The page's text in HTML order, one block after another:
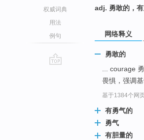
权威词典
用法
例句
adj. 勇敢的，
网络释义
勇敢的
... courage
畏惧，强调
基于1384个网
有勇气的
勇气
有胆量的